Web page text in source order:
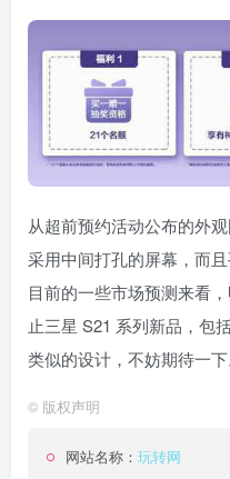
从超前预约活动公布的外
采用中间打孔的屏幕，而
目前的一些市场预测来看
止三星 S21 系列新品，包
类似的设计，不妨期待一下
© 版权声明
网站名称： 玩转网